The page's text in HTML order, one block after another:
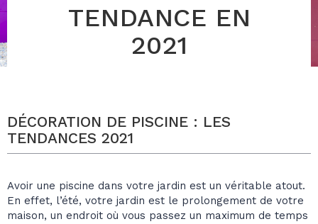
TENDANCE EN
2021
DÉCORATION DE PISCINE : LES
TENDANCES 2021
Avoir une piscine dans votre jardin est un véritable atout.
En effet, l’été, votre jardin est le prolongement de votre
maison, un endroit où vous passez un maximum de temps